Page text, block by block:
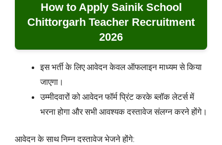
How to Apply Sainik School
Chittorgarh Teacher Recruitment
2026
इस भर्ती के लिए आवेदन केवल ऑफलाइन माध्यम से किया
जाएगा।
उम्मीदवारों को आवेदन फॉर्म प्रिंट करके ब्लॉक लेटर्स में
भरना होगा और सभी आवश्यक दस्तावेज संलग्न करने होंगे।
आवेदन के साथ निम्न दस्तावेज भेजने होंगे: